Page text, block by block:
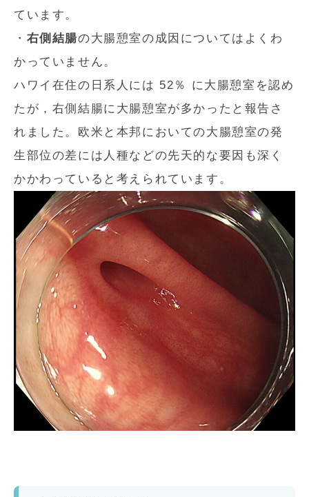
ています。
・ 右側結腸の大腸憩室の成因についてはよくわ
かっていません。
ハワイ在住の日系人には 52％ に大腸憩室を認め
たが，右側結腸に大腸憩室が多かったと報告さ
れました。欧米と本邦においての大腸憩室の発
生部位の差には人種などの先天的な要因も深く
かかわっていると考えられています。